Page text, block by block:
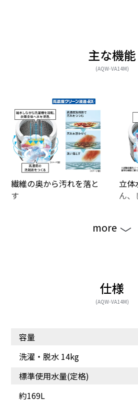
主な機能
(AQW-VA14M)
繊維の奥から汚れを落と
す
立体
ん、
洗濯のたびに適量を自動
投入 かんたん操作で手
間いらず!
more
仕様
(AQW-VA14M)
容量
洗濯・脱水 14kg
標準使用水量(定格)
約169L